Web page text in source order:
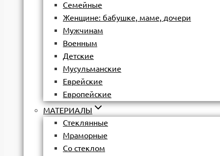
Семейные
Женщине: бабушке, маме, дочери
Мужчинам
Военным
Детские
Мусульманские
Еврейские
Европейские
МАТЕРИАЛЫ
Стеклянные
Мраморные
Со стеклом